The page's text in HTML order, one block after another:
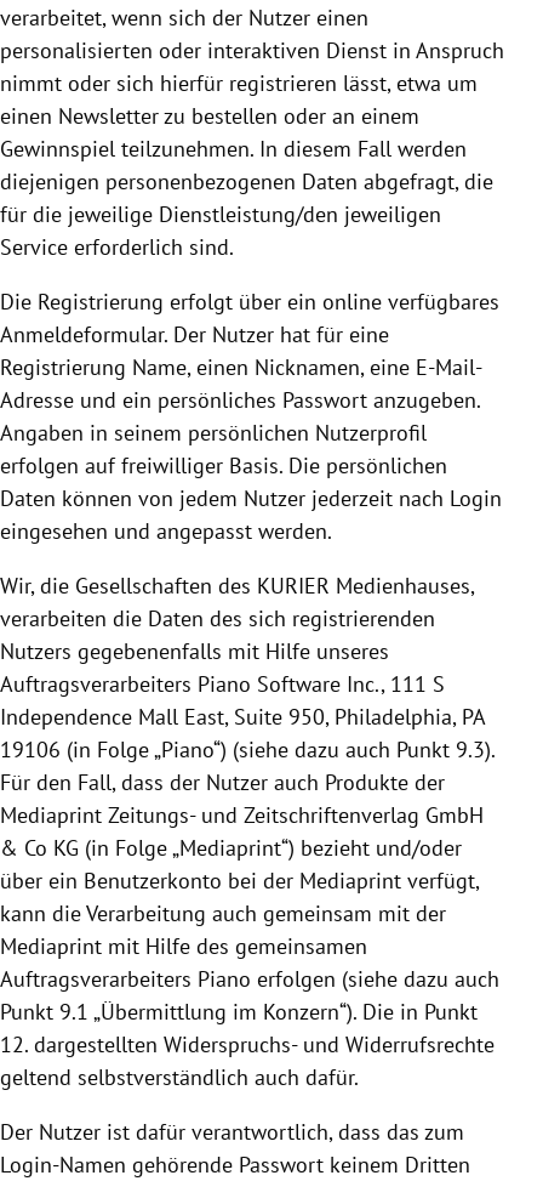
verarbeitet, wenn sich der Nutzer einen
personalisierten oder interaktiven Dienst in Anspruch
nimmt oder sich hierfür registrieren lässt, etwa um
einen Newsletter zu bestellen oder an einem
Gewinnspiel teilzunehmen. In diesem Fall werden
diejenigen personenbezogenen Daten abgefragt, die
für die jeweilige Dienstleistung/den jeweiligen
Service erforderlich sind.
Die Registrierung erfolgt über ein online verfügbares
Anmeldeformular. Der Nutzer hat für eine
Registrierung Name, einen Nicknamen, eine E-Mail-
Adresse und ein persönliches Passwort anzugeben.
Angaben in seinem persönlichen Nutzerprofil
erfolgen auf freiwilliger Basis. Die persönlichen
Daten können von jedem Nutzer jederzeit nach Login
eingesehen und angepasst werden.
Wir, die Gesellschaften des KURIER Medienhauses,
verarbeiten die Daten des sich registrierenden
Nutzers gegebenenfalls mit Hilfe unseres
Auftragsverarbeiters Piano Software Inc., 111 S
Independence Mall East, Suite 950, Philadelphia, PA
19106 (in Folge „Piano“) (siehe dazu auch Punkt 9.3).
Für den Fall, dass der Nutzer auch Produkte der
Mediaprint Zeitungs- und Zeitschriftenverlag GmbH
& Co KG (in Folge „Mediaprint“) bezieht und/oder
über ein Benutzerkonto bei der Mediaprint verfügt,
kann die Verarbeitung auch gemeinsam mit der
Mediaprint mit Hilfe des gemeinsamen
Auftragsverarbeiters Piano erfolgen (siehe dazu auch
Punkt 9.1 „Übermittlung im Konzern“). Die in Punkt
12. dargestellten Widerspruchs- und Widerrufsrechte
geltend selbstverständlich auch dafür.
Der Nutzer ist dafür verantwortlich, dass das zum
Login-Namen gehörende Passwort keinem Dritten